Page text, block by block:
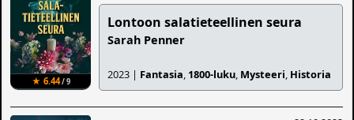
★ 6.44/ 9
Lontoon salatieteellinen seura
Sarah Penner
2023 | Fantasia, 1800-luku, Mysteeri, Historia